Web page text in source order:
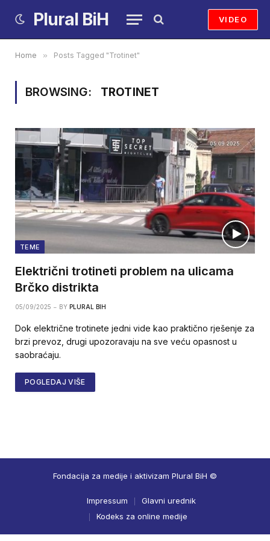
Plural BiH VIDEO
Home » Posts Tagged "Trotinet"
BROWSING: TROTINET
TEME
Električni trotineti problem na ulicama
Brčko distrikta
05/09/2025 BY PLURAL BIH
Dok električne trotinete jedni vide kao praktično rješenje za
brzi prevoz, drugi upozoravaju na sve veću opasnost u
saobraćaju.
POGLEDAJ VIŠE
Fondacija za medije i aktivizam Plural BiH ©
Impressum
Glavni urednik
Kodeks za online medije